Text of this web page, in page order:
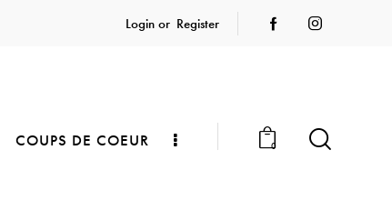
Login or Register
COUPS DE COEUR 0